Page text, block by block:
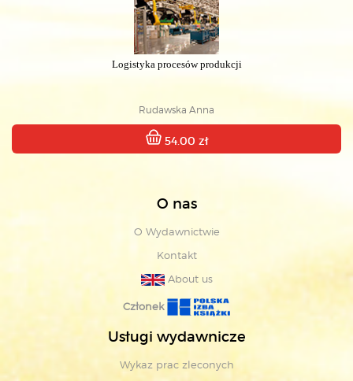
Logistyka procesów produkcji
Rudawska Anna
54.00 zł
O nas
O Wydawnictwie
Kontakt
About us
Członek
Usługi wydawnicze
Wykaz prac zleconych